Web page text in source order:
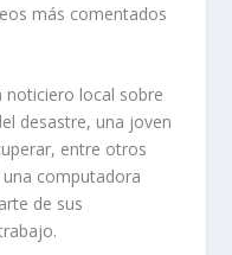
más comentados
noticiero local sobre
desastre, una joven
entre otros
computadora
de sus